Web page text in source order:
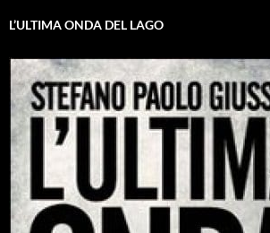
L’ULTIMA ONDA DEL LAGO